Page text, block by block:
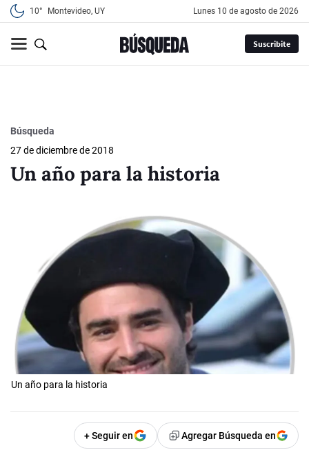
10° Montevideo, UY lunes 10 de agosto de 2026
Suscribite
Búsqueda
27 de diciembre de 2018
Un año para la historia
Un año para la historia
+ Seguir en Agregar Búsqueda en